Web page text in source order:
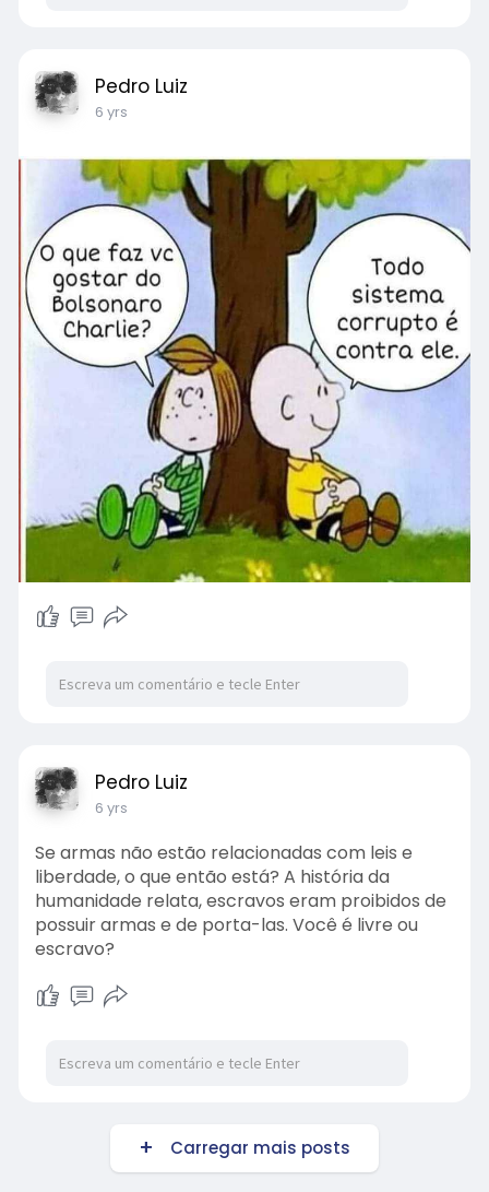
Pedro Luiz
6 yrs
Pedro Luiz
6 yrs
Se armas não estão relacionadas com leis e
liberdade, o que então está? A história da
humanidade relata, escravos eram proibidos de
possuir armas e de porta-las. Você é livre ou
escravo?
Carregar mais posts